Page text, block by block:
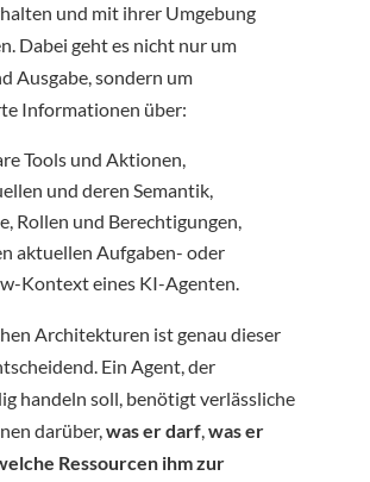
und mit ihrer Umgebung
Dabei geht es nicht nur um
Ausgabe, sondern um
Informationen über:
Tools und Aktionen,
und deren Semantik,
Rollen und Berechtigungen,
aktuellen Aufgaben- oder
Kontext eines KI-Agenten.
Architekturen ist genau dieser
Ein Agent, der
handeln soll, benötigt verlässliche
darüber,was er darf,was er
Ressourcen ihm zur